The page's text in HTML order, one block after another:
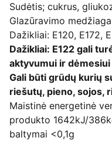
Sudėtis; cukrus,
Glazūravimo
Dažikliai: E120, E172,
Dažikliai: E122 gali
aktyvumui ir dėmesiui
Gali būti grūdų kurių
riešutų, pieno, sojos,
Maistinė energetinė
produkto 1642kJ/
baltymai <0,1g